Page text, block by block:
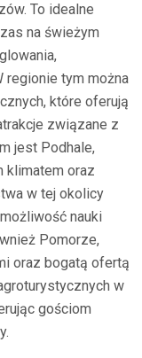
To idealne
na świeżym
regionie tym można
które oferują
związane z
jest Podhale,
klimatem oraz
w tej okolicy
nauki
Pomorze,
oraz bogatą ofertą
w
gościom